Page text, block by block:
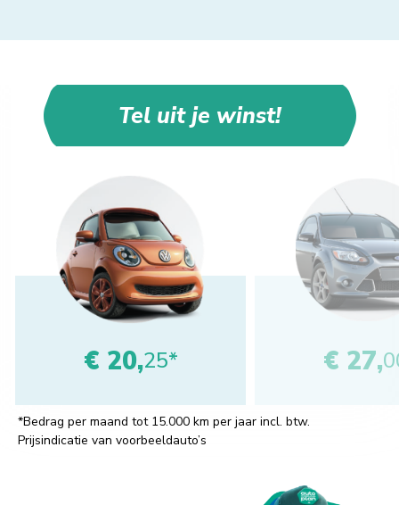
Tel uit je winst!
€ 20,25* € 27,
*Bedrag per maand tot 15.000 km per jaar incl. btw.
Prijsindicatie van voorbeeldauto’s